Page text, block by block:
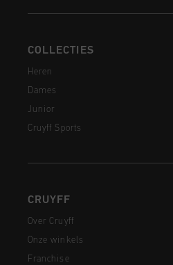
COLLECTIES
Heren
Dames
Junior
Cruyff Sports
CRUYFF
Over Cruyff
Onze winkels
Franchise